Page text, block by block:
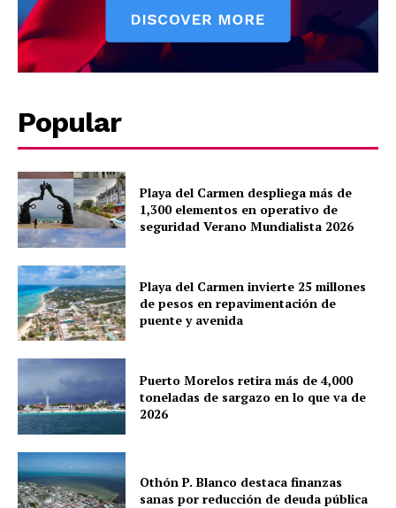
Company
Contact us
Subscription Plans
My account
Quintana Roo
Cancún
Chetumal
Puerto Morelos
Popular
Playa del Carmen despliega más de
1,300 elementos en operativo de
seguridad Verano Mundialista 2026
Playa del Carmen invierte 25 millones
de pesos en repavimentación de
puente y avenida
Puerto Morelos retira más de 4,000
toneladas de sargazo en lo que va de
2026
Othón P. Blanco destaca finanzas
sanas por reducción de deuda pública